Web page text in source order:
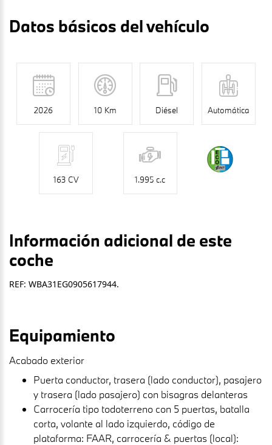
Datos básicos del vehículo
2026 10 Km Diésel Automática
163 CV 1.995 c.c
Información adicional de este
coche
REF: WBA31EG0905617944.
Equipamiento
Acabado exterior
Puerta conductor, trasera (lado conductor), pasajero
y trasera (lado pasajero) con bisagras delanteras
Carrocería tipo todoterreno con 5 puertas, batalla
corta, volante al lado izquierdo, código de
plataforma: FAAR, carrocería & puertas (local):